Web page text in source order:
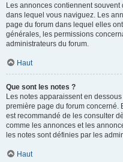
Les annonces contiennent
dans lequel vous naviguez. Les
page du forum dans lequel elles
générales, les permissions
administrateurs du forum.
Haut
Que sont les notes ?
Les notes apparaissent en
première page du forum concerné.
est recommandé de les consulter
comme les annonces et les
les notes sont définies par les
Haut